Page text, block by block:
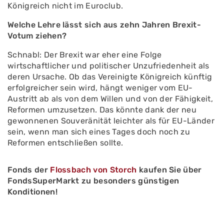
Königreich nicht im Euroclub.
Welche Lehre lässt sich aus zehn Jahren Brexit-
Votum ziehen?
Schnabl: Der Brexit war eher eine Folge
wirtschaftlicher und politischer Unzufriedenheit als
deren Ursache. Ob das Vereinigte Königreich künftig
erfolgreicher sein wird, hängt weniger vom EU-
Austritt ab als von dem Willen und von der Fähigkeit,
Reformen umzusetzen. Das könnte dank der neu
gewonnenen Souveränität leichter als für EU-Länder
sein, wenn man sich eines Tages doch noch zu
Reformen entschließen sollte.
Fonds der Flossbach von Storch kaufen Sie über
FondsSuperMarkt zu besonders günstigen
Konditionen!